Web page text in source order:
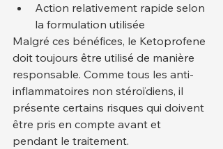
Action relativement rapide selon
la formulation utilisée
Malgré ces bénéfices, le Ketoprofene
doit toujours être utilisé de manière
responsable. Comme tous les anti-
inflammatoires non stéroïdiens, il
présente certains risques qui doivent
être pris en compte avant et
pendant le traitement.